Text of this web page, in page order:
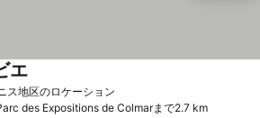
ス地区のロケーション
エ
des Expositions de Colmarまで2.7 km